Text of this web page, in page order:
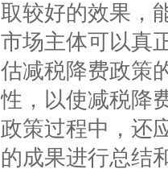
取较好的效果，
市场主体可以真
估减税降费政策
性，以使减税降
政策过程中，还
的成果进行总结